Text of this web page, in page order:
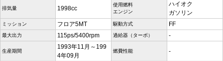
排気量 1998cc
使用燃料
エンジン
ハイオク
ガソリン
ミッション フロア5MT 駆動方式 FF
最大出力 115ps/5400rpm 過給器（ターボ） -
生産期間
1993年11月～199
4年09月
燃費性能 -